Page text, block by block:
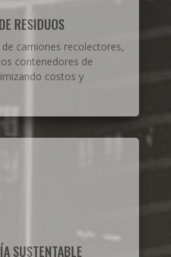
RESIDUOS
camiones recolectores,
contenedores de
costos y
SUSTENTABLE